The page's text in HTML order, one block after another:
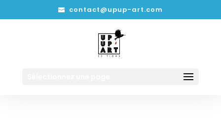
contact@upup-art.com